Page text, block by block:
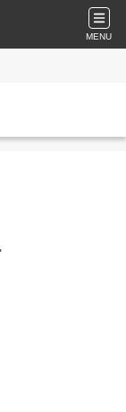
MENU